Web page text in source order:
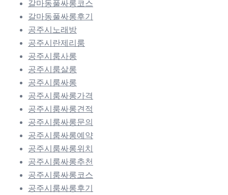
갈마동풀싸롱코스
갈마동풀싸롱후기
공주시노래방
공주시란제리룸
공주시룸사롱
공주시룸살롱
공주시룸싸롱
공주시룸싸롱가격
공주시룸싸롱견적
공주시룸싸롱문의
공주시룸싸롱예약
공주시룸싸롱위치
공주시룸싸롱추천
공주시룸싸롱코스
공주시룸싸롱후기